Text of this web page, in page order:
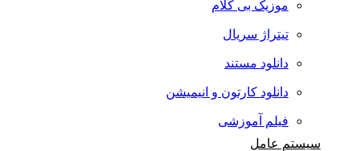
موزیک بی کلام
تیتراژ سریال
دانلود مستند
دانلود کارتون و انیمیشن
فیلم آموزشی
سیستم عامل